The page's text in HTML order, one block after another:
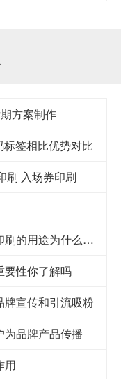
方案制作
签相比优势对比
刷 入场券印刷
荆州不干胶标贴制作-不干胶标签印刷的用途为什么这么广泛
要性你了解吗
牌宣传和引流吸粉
为品牌产品传播
用